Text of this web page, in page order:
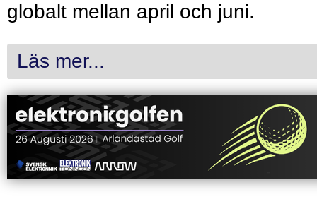
globalt mellan april och juni.
Läs mer...